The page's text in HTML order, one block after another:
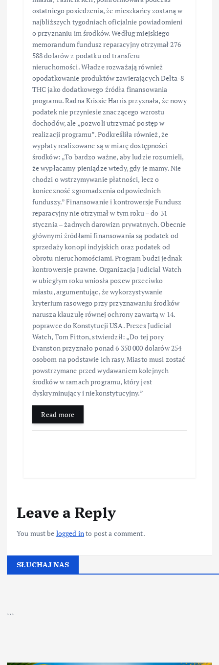
ostatniego posiedzenia, że mieszkańcy zostaną w
najbliższych tygodniach oficjalnie powiadomieni
o przyznaniu im środków. Według miejskiego
memorandum fundusz reparacyjny otrzymał 276
588 dolarów z podatku od transferu
nieruchomości. Władze rozważają również
opodatkowanie produktów zawierających Delta-8
THC jako dodatkowego źródła finansowania
programu. Radna Krissie Harris przyznała, że nowy
podatek nie przyniesie znaczącego wzrostu
dochodów, ale „pozwoli utrzymać postęp w
realizacji programu”. Podkreśliła również, że
wypłaty realizowane są w miarę dostępności
środków: „To bardzo ważne, aby ludzie rozumieli,
że wypłacamy pieniądze wtedy, gdy je mamy. Nie
chodzi o wstrzymywanie płatności, lecz o
konieczność zgromadzenia odpowiednich
funduszy.” Finansowanie i kontrowersje Fundusz
reparacyjny nie otrzymał w tym roku – do 31
stycznia – żadnych darowizn prywatnych. Obecnie
głównymi źródłami finansowania są podatek od
sprzedaży konopi indyjskich oraz podatek od
obrotu nieruchomościami. Program budzi jednak
kontrowersje prawne. Organizacja Judicial Watch
w ubiegłym roku wniosła pozew przeciwko
miastu, argumentując, że wykorzystywanie
kryterium rasowego przy przyznawaniu środków
narusza klauzulę równej ochrony zawartą w 14.
poprawce do Konstytucji USA. Prezes Judicial
Watch, Tom Fitton, stwierdził: „Do tej pory
Evanston przyznało ponad 6 350 000 dolarów 254
osobom na podstawie ich rasy. Miasto musi zostać
powstrzymane przed wydawaniem kolejnych
środków w ramach programu, który jest
dyskryminujący i niekonstytucyjny.”
Read more
Leave a Reply
You must be logged into post a comment.
SŁUCHAJ NAS
```